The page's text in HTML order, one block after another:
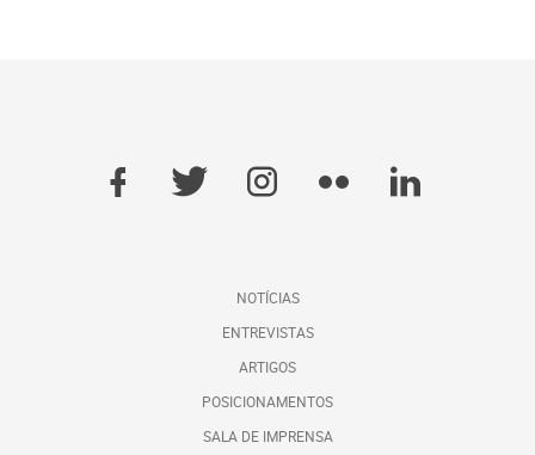
NOTÍCIAS
ENTREVISTAS
ARTIGOS
POSICIONAMENTOS
SALA DE IMPRENSA